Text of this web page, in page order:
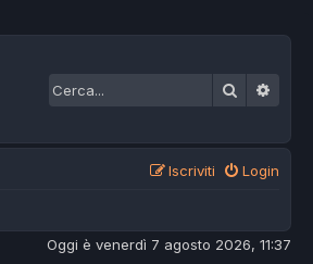
Cerca
Login
Iscriviti
Oggi è venerdì 7 agosto 2026, 11:37